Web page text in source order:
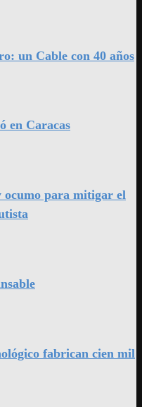
un Cable con 40 años
en Caracas
ocumo para mitigar el
fabrican cien mil